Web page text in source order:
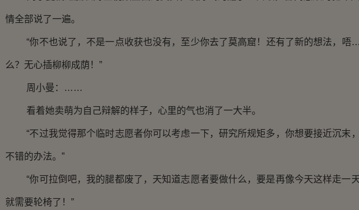
情全部说了一遍。
“你不也说了，不是一点收获也没有，至少你去了莫高窟！还有了新的想法，
么？无心插柳柳成荫！”
周小曼：……
看着她卖萌为自己辩解的样子，心里的气也消了一大半。
“不过我觉得那个临时志愿者你可以考虑一下，研究所规矩多，你想要接近沉末
不错的办法。”
“你可拉倒吧，我的腿都废了，天知道志愿者要做什么，要是再像今天这样走一
就需要轮椅了！”